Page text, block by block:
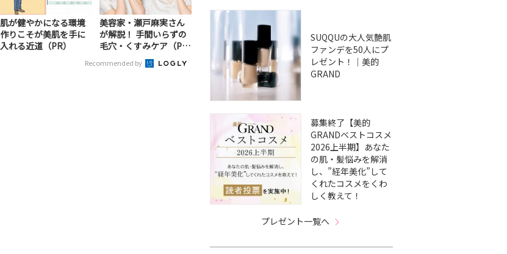
肌が健やかになる環境
作りこそが美肌を手に
入れる近道（PR）
美容家・瀬戸麻実さん
が解説！ 手間いらずの
毛穴・くすみケア（P
Recommended by
SUQQUの大人気艶肌
ファンデを50人にプ
レゼント！｜美的
GRAND
募集終了【美的
GRANDベストコスメ
2026上半期】あなた
の肌・髪悩みを解消
し、”経年美化”して
くれたコスメをくわ
しく教えて！
プレゼント一覧へ